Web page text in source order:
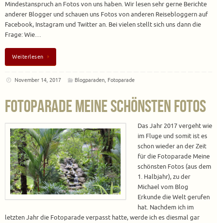
Mindestanspruch an Fotos von uns haben. Wir lesen sehr gerne Berichte
anderer Blogger und schauen uns Fotos von anderen Reisebloggern auf
Facebook, Instagram und Twitter an. Bei vielen stellt sich uns dann die
Frage: Wie…
Weiterlesen
November 14, 2017 Blogparaden Fotoparade
Fotoparade Meine schönsten Fotos
Das Jahr 2017 vergeht wie
im Fluge und somit ist es
schon wieder an der Zeit
für die Fotoparade Meine
schönsten Fotos (aus dem
1. Halbjahr), zu der
Michael vom Blog
Erkunde die Welt gerufen
hat. Nachdem ich im
letzten Jahr die Fotoparade verpasst hatte, werde ich es diesmal gar